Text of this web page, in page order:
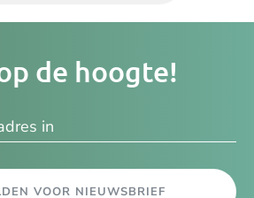
de hoogte!
VOOR NIEUWSBRIEF